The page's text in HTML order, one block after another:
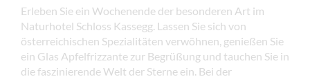
Erleben Sie ein Wochenende der besonderen Art im
Naturhotel Schloss Kassegg. Lassen Sie sich von
österreichischen Spezialitäten verwöhnen, genießen Sie
ein Glas Apfelfrizzante zur Begrüßung und tauchen Sie in
die faszinierende Welt der Sterne ein. Bei der